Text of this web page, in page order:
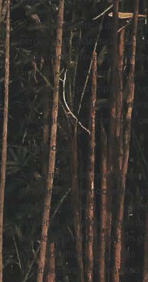
A reforma política deve
perdeu a capacidade de
democracia prevaleça é
articular, nas diferentes
democracia participativa;
coloniais e patriarcais a
uma vigilante economia de
Influências
Ao contrário do que
ditadura
e democracia
,
influência dentro dos
esquerda. No atual
democracia na medida em
não admitindo que tais
negativamente em